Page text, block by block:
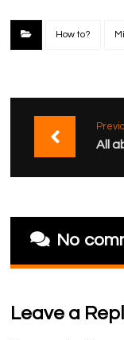
How to?
All
No
Leave a